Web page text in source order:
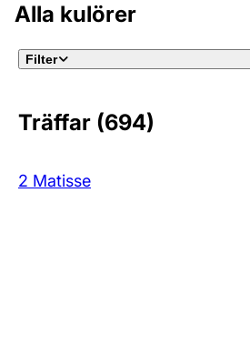
Alla kulörer
Filter
Träffar (694)
2 Matisse